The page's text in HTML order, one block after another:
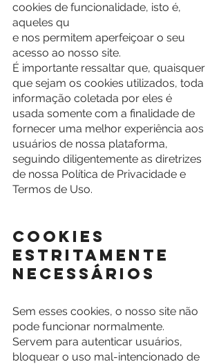
cookies de funcionalidade, isto é,
aqueles qu
e nos permitem aperfeiçoar o seu
acesso ao nosso site.
É importante ressaltar que, quaisquer
que sejam os cookies utilizados, toda
informação coletada por eles é
usada somente com a finalidade de
fornecer uma melhor experiência aos
usuários de nossa plataforma,
seguindo diligentemente as diretrizes
de nossa Política de Privacidade e
Termos de Uso.
Cookies
Estritamente
Necessários
Sem esses cookies, o nosso site não
pode funcionar normalmente.
Servem para autenticar usuários,
bloquear o uso mal-intencionado de